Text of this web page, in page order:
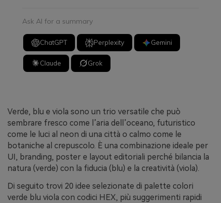
Ask AI for a summary
ChatGPT Perplexity Gemini
Claude Grok
Verde, blu e viola sono un trio versatile che può
sembrare fresco come l’aria dell’oceano, futuristico
come le luci al neon di una città o calmo come le
botaniche al crepuscolo. È una combinazione ideale per
UI, branding, poster e layout editoriali perché bilancia la
natura (verde) con la fiducia (blu) e la creatività (viola).
Di seguito trovi 20 idee selezionate di palette colori
verde blu viola con codici HEX, più suggerimenti rapidi